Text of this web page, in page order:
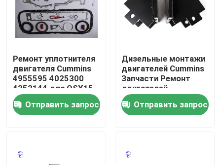
Продукция
О Компании
Ремонт уплотнителя
двигателя Cummins
4955595 4025300
4352144 для QSX15
ISX15
Отправить запрос
Дизельные монтажи
двигателей Cummins
Запчасти Ремонт
двигателей
Отправить запрос